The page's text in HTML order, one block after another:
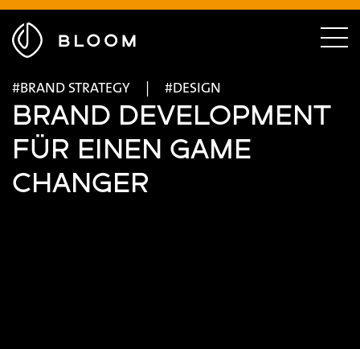
Menü
BRAND STRATEGY DESIGN
BRAND DEVELOPMENT
FÜR EINEN GAME
CHANGER
Menü
ausblenden